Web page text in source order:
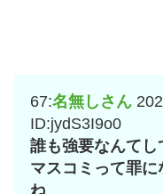
67:名無しさん
ID:jydS3I9o0
誰も強要なんて
マスコミって罪